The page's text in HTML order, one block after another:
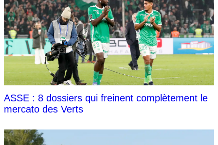
ASSE : 8 dossiers qui freinent complètement le
mercato des Verts